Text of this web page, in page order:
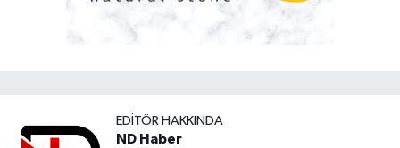
EDITÖR HAKKINDA
ND Haber